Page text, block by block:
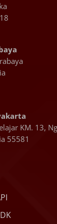
KM. 13,
55581